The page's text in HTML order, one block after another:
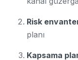
Risk
planı
Kapsama